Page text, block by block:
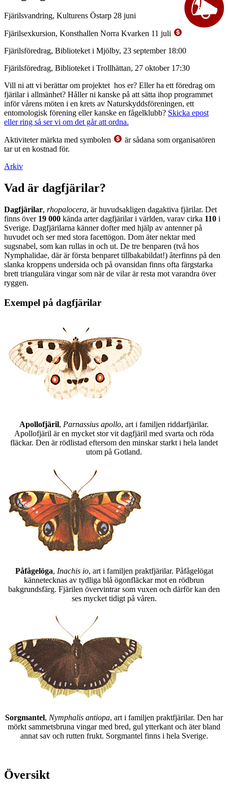
Fjärilsvandring, Kulturens Östarp 28 juni
Fjärilsexkursion, Konsthallen Norra Kvarken 11 juli
Fjärilsföredrag, Biblioteket i Mjölby, 23 september 18:00
Fjärilsföredrag, Biblioteket i Trollhättan, 27 oktober 17:30
Vill ni att vi berättar om projektet hos er? Eller ha ett föredrag om
fjärilar i allmänhet? Håller ni kanske på att sätta ihop programmet
inför vårens möten i en krets av Naturskyddsföreningen, ett
entomologisk förening eller kanske en fågelklubb? Skicka epost
eller ring så ser vi om det går att ordna.
Aktiviteter märkta med symbolen
är sådana som organisatören
tar ut en kostnad för.
Arkiv
Vad är dagfjärilar?
Dagfjärilar, rhopalocera, är huvudsakligen dagaktiva fjärilar. Det
finns över 19 000 kända arter dagfjärilar i världen, varav cirka 110 i
Sverige. Dagfjärilarna känner dofter med hjälp av antenner på
huvudet och ser med stora facettögon. Dom äter nektar med
sugsnabel, som kan rullas in och ut. De tre benparen (två hos
Nymphalidae, där är första benparet tillbakabildat!) återfinns på den
slanka kroppens undersida och på ovansidan finns ofta färgstarka
brett triangulära vingar som när de vilar är resta mot varandra över
ryggen.
Exempel på dagfjärilar
Apollofjäril, Parnassius apollo, art i familjen riddarfjärilar.
Apollofjäril är en mycket stor vit dagfjäril med svarta och röda
fläckar. Den är rödlistad eftersom den minskar starkt i hela landet
utom på Gotland.
Påfågelöga, Inachis io, art i familjen praktfjärilar. Påfågelögat
kännetecknas av tydliga blå ögonfläckar mot en rödbrun
bakgrundsfärg. Fjärilen övervintrar som vuxen och därför kan den
ses mycket tidigt på våren.
Sorgmantel, Nymphalis antiopa, art i familjen praktfjärilar. Den har
mörkt sammetsbruna vingar med bred, gul ytterkant och äter bland
annat sav och rutten frukt. Sorgmantel finns i hela Sverige.
Översikt